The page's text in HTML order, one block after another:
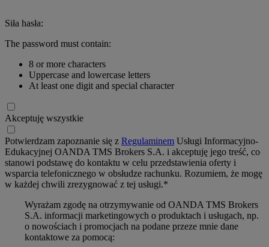
Siła hasła:
The password must contain:
8 or more characters
Uppercase and lowercase letters
At least one digit and special character
Akceptuję wszystkie
Potwierdzam zapoznanie się z Regulaminem Usługi Informacyjno-
Edukacyjnej OANDA TMS Brokers S.A. i akceptuję jego treść, co
stanowi podstawę do kontaktu w celu przedstawienia oferty i
wsparcia telefonicznego w obsłudze rachunku. Rozumiem, że mogę
w każdej chwili zrezygnować z tej usługi.*
Wyrażam zgodę na otrzymywanie od OANDA TMS Brokers
S.A. informacji marketingowych o produktach i usługach, np.
o nowościach i promocjach na podane przeze mnie dane
kontaktowe za pomocą: